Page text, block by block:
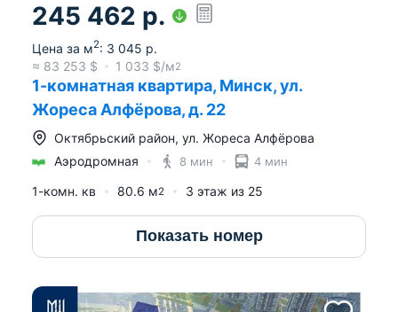
245 462 р.
Цена за м2: 3 045 р.
≈ 83 253 $ 1 033 $/м2
1-комнатная квартира, Минск, ул.
Жореса Алфёрова, д. 22
Октябрьский район, ул. Жореса Алфёрова
Аэродромная
8 мин 4 мин
1-комн. кв 80.6 м2 3 этаж из 25
Показать номер